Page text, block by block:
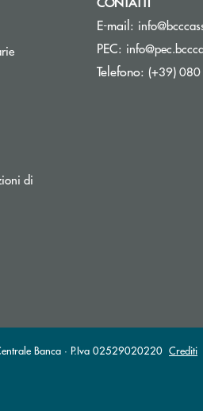
Apre una nuova finestra
finestra
finestra
nuova finestra
di
E-mail:
PEC:
Telefono: (+39)
Banca · P.Iva 02529020220 Crediti